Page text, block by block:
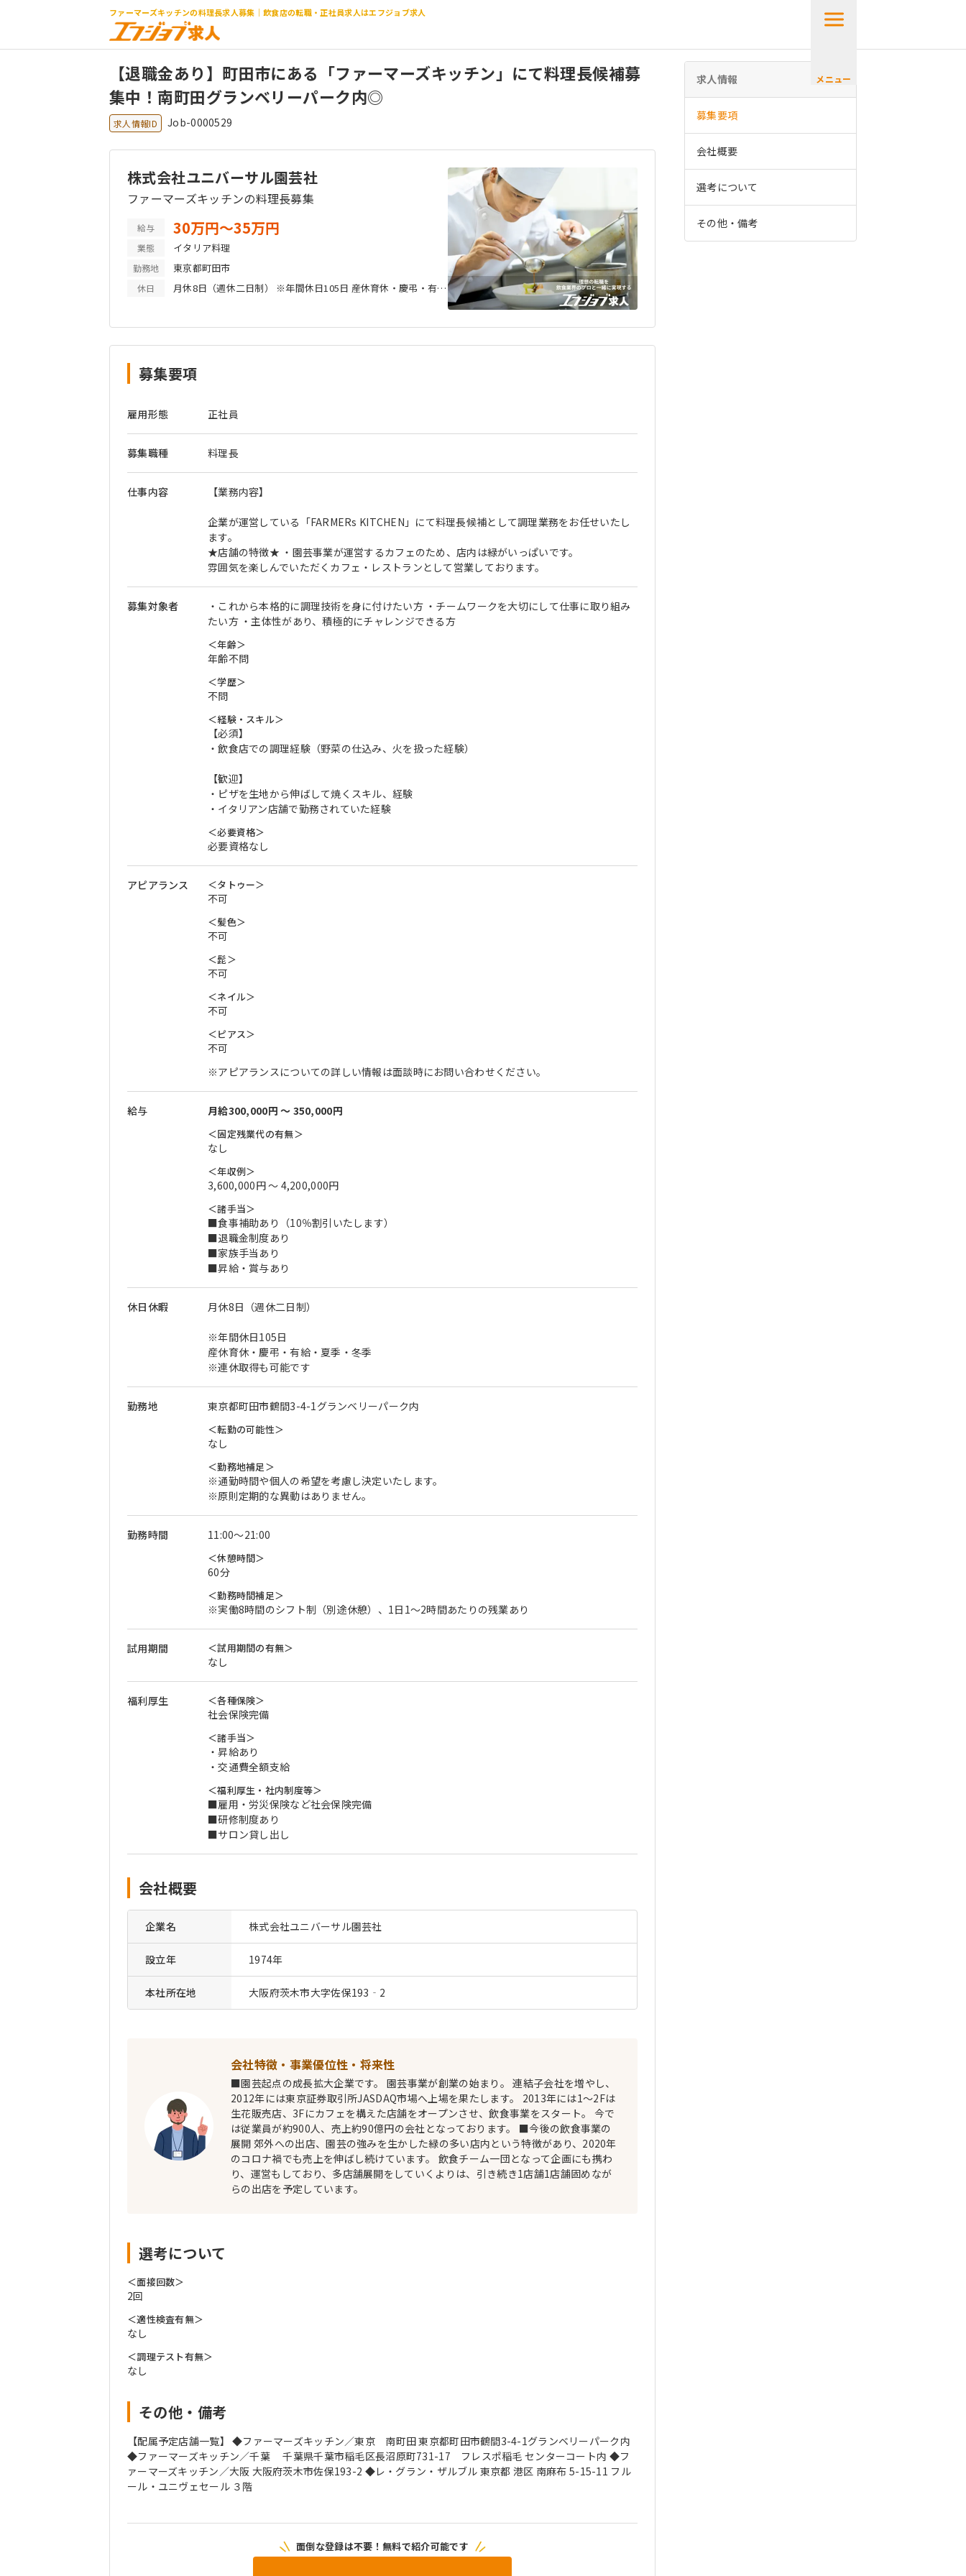
ファーマーズキッチンの料理長求人募集｜飲食店の転職・正社員求人はエフジョブ求人
メニュー
【退職金あり】町田市にある「ファーマーズキッチン」にて料理長候補募
集中！南町田グランベリーパーク内◎
求人情報ID Job-0000529
株式会社ユニバーサル園芸社
ファーマーズキッチンの料理長募集
給与 30万円〜35万円
業態 イタリア料理
勤務地 東京都町田市
休日
月休8日（週休二日制） ※年間休日105日 産休育休・慶弔・有
募集要項
雇用形態 正社員
募集職種 料理長
仕事内容 【業務内容】
企業が運営している「FARMERs KITCHEN」にて料理長候補として調理業務をお任せいたし
ます。
★店舗の特徴★ ・園芸事業が運営するカフェのため、店内は緑がいっぱいです。
雰囲気を楽しんでいただくカフェ・レストランとして営業しております。
募集対象者
・これから本格的に調理技術を身に付けたい方 ・チームワークを大切にして仕事に取り組み
たい方 ・主体性があり、積極的にチャレンジできる方
＜年齢＞
年齢不問
＜学歴＞
不問
＜経験・スキル＞
【必須】
・飲食店での調理経験（野菜の仕込み、火を扱った経験）
【歓迎】
・ピザを生地から伸ばして焼くスキル、経験
・イタリアン店舗で勤務されていた経験
＜必要資格＞
必要資格なし
アピアランス ＜タトゥー＞
不可
＜髪色＞
不可
＜髭＞
不可
＜ネイル＞
不可
＜ピアス＞
不可
※アピアランスについての詳しい情報は面談時にお問い合わせください。
給与 月給300,000円 〜 350,000円
＜固定残業代の有無＞
なし
＜年収例＞
3,600,000円 〜 4,200,000円
＜諸手当＞
■食事補助あり（10％割引いたします）
■退職金制度あり
■家族手当あり
■昇給・賞与あり
休日休暇 月休8日（週休二日制）
※年間休日105日
産休育休・慶弔・有給・夏季・冬季
※連休取得も可能です
勤務地 東京都町田市鶴間3-4-1グランベリーパーク内
＜転勤の可能性＞
なし
＜勤務地補足＞
※通勤時間や個人の希望を考慮し決定いたします。
※原則定期的な異動はありません。
勤務時間 11:00〜21:00
＜休憩時間＞
60分
＜勤務時間補足＞
※実働8時間のシフト制（別途休憩）、1日1～2時間あたりの残業あり
試用期間 ＜試用期間の有無＞
なし
福利厚生 ＜各種保険＞
社会保険完備
＜諸手当＞
・昇給あり
・交通費全額支給
＜福利厚生・社内制度等＞
■雇用・労災保険など社会保険完備
■研修制度あり
■サロン貸し出し
会社概要
企業名 株式会社ユニバーサル園芸社
設立年 1974年
本社所在地 大阪府茨木市大字佐保193‐2
会社特徴・事業優位性・将来性
■園芸起点の成長拡大企業です。 園芸事業が創業の始まり。 連結子会社を増やし、
2012年には東京証券取引所JASDAQ市場へ上場を果たします。 2013年には1～2Fは
生花販売店、3Fにカフェを構えた店舗をオープンさせ、飲食事業をスタート。 今で
は従業員が約900人、売上約90億円の会社となっております。 ■今後の飲食事業の
展開 郊外への出店、園芸の強みを生かした緑の多い店内という特徴があり、2020年
のコロナ禍でも売上を伸ばし続けています。 飲食チーム一団となって企画にも携わ
り、運営もしており、多店舗展開をしていくよりは、引き続き1店舗1店舗固めなが
らの出店を予定しています。
選考について
＜面接回数＞
2回
＜適性検査有無＞
なし
＜調理テスト有無＞
なし
その他・備考
【配属予定店舗一覧】 ◆ファーマーズキッチン／東京 南町田 東京都町田市鶴間3-4-1グランベリーパーク内
◆ファーマーズキッチン／千葉 千葉県千葉市稲毛区長沼原町731-17 フレスポ稲毛 センターコート内 ◆フ
ァーマーズキッチン／大阪 大阪府茨木市佐保193-2 ◆レ・グラン・ザルブル 東京都 港区 南麻布 5-15-11 フル
ール・ユニヴェセール ３階
面倒な登録は不要！無料で紹介可能です
求人情報
募集要項
会社概要
選考について
その他・備考